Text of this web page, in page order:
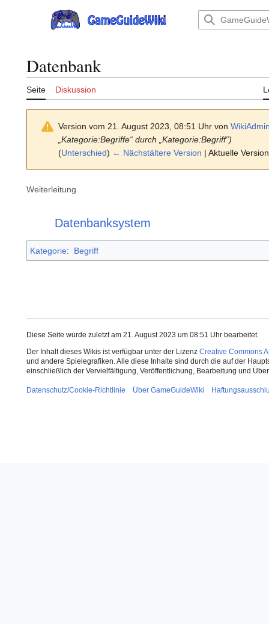
Hauptmenü
Datenbank
Seite Diskussion
Version vom 21. August 2023, 08:51 Uhr von
„Kategorie:Begriffe“ durch „Kategorie:Begriff“)
(Unterschied) ← Nächstältere Version | Aktuelle
Weiterleitung
Datenbanksystem
Kategorie: Begriff
Diese Seite wurde zuletzt am 21. August 2023 um 08:51 Uhr bearbeitet.
Der Inhalt dieses Wikis ist verfügbar unter der Lizenz Creative Commons
und andere Spielegrafiken. Alle diese Inhalte sind durch die auf der
einschließlich der Vervielfältigung, Veröffentlichung, Bearbeitung und
Datenschutz/Cookie-Richtlinie Über GameGuideWiki